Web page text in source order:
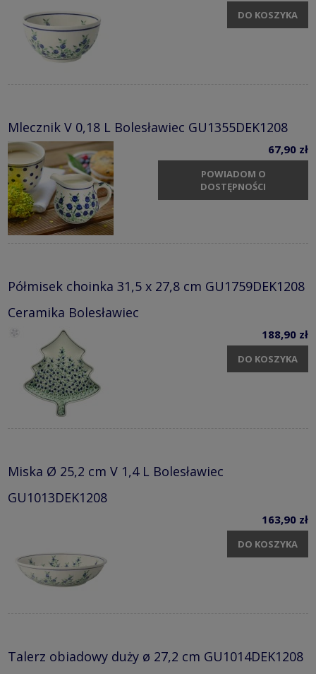
DO KOSZYKA
Mlecznik V 0,18 L Bolesławiec GU1355DEK1208
67,90 zł
POWIADOM O
DOSTĘPNOŚCI
Półmisek choinka 31,5 x 27,8 cm GU1759DEK1208
Ceramika Bolesławiec
188,90 zł
DO KOSZYKA
Miska Ø 25,2 cm V 1,4 L Bolesławiec
GU1013DEK1208
163,90 zł
DO KOSZYKA
Talerz obiadowy duży ø 27,2 cm GU1014DEK1208